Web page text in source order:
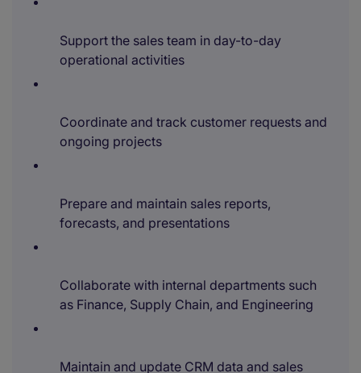
Support the sales team in day-to-day
operational activities
Coordinate and track customer requests and
ongoing projects
Prepare and maintain sales reports,
forecasts, and presentations
Collaborate with internal departments such
as Finance, Supply Chain, and Engineering
Maintain and update CRM data and sales